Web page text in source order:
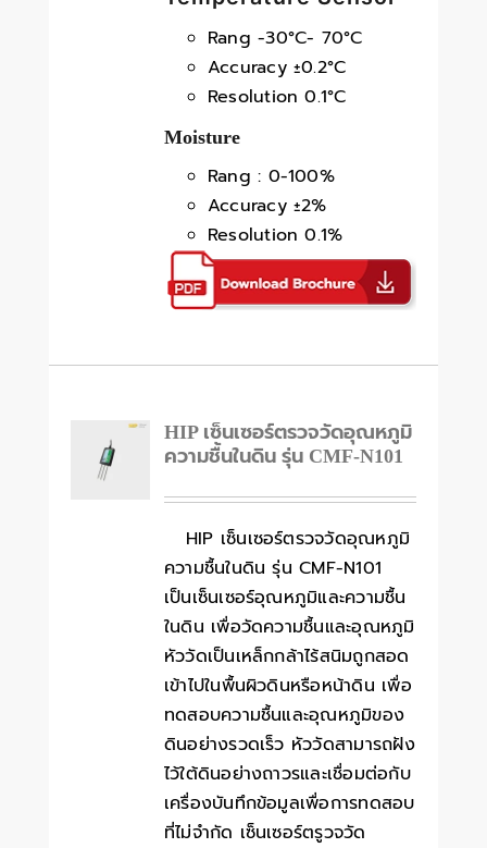
Rang -30°C- 70°C
Accuracy ±0.2°C
Resolution 0.1°C
Moisture
Rang : 0-100%
Accuracy ±2%
Resolution 0.1%
HIP เซ็นเซอร์ตรวจวัดอุณหภูมิ
ความชื้นในดิน รุ่น CMF-N101
HIP เซ็นเซอร์ตรวจวัดอุณหภูมิ
ความชื้นในดิน รุ่น CMF-N101
เป็นเซ็นเซอร์อุณหภูมิและความชื้น
ในดิน เพื่อวัดความชื้นและอุณหภูมิ
หัววัดเป็นเหล็กกล้าไร้สนิมถูกสอด
เข้าไปในพื้นผิวดินหรือหน้าดิน เพื่อ
ทดสอบความชื้นและอุณหภูมิของ
ดินอย่างรวดเร็ว หัววัดสามารถฝัง
ไว้ใต้ดินอย่างถาวรและเชื่อมต่อกับ
เครื่องบันทึกข้อมูลเพื่อการทดสอบ
ที่ไม่จำกัด เซ็นเซอร์ตรูวจวัด